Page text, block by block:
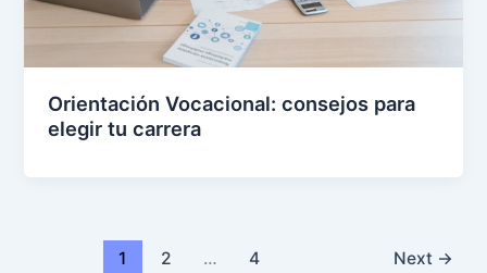
Orientación Vocacional: consejos para
elegir tu carrera
1 2 … 4 Next →